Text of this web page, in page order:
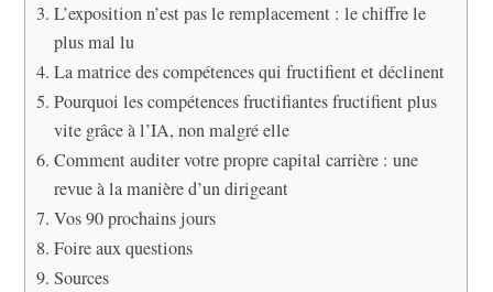
L’exposition n’est pas le remplacement : le chiffre le
plus mal lu
La matrice des compétences qui fructifient et déclinent
Pourquoi les compétences fructifiantes fructifient plus
vite grâce à l’IA, non malgré elle
Comment auditer votre propre capital carrière : une
revue à la manière d’un dirigeant
Vos 90 prochains jours
Foire aux questions
Sources